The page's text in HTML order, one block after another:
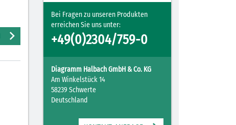
Bei Fragen zu unseren Produkten
erreichen Sie uns unter:
+49(0)2304/759-0
Diagramm Halbach GmbH & Co. KG
Am Winkelstück 14
58239 Schwerte
Deutschland